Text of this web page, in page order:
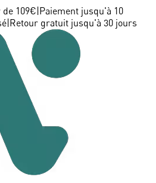
109€ Paiement jusqu'à 10
Retour gratuit jusqu'à 30 jours